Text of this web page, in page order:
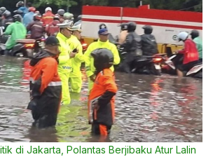
di Jakarta, Polantas Berjibaku Atur Lalin